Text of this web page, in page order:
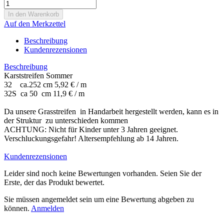
Auf den Merkzettel
Beschreibung
Kundenrezensionen
Beschreibung
Karststreifen Sommer
32 ca.252 cm 5,92 € / m
32S ca 50 cm 11,9 € / m
Da unsere Grasstreifen in Handarbeit hergestellt werden, kann es in
der Struktur zu unterschieden kommen
ACHTUNG: Nicht für Kinder unter 3 Jahren geeignet.
Verschluckungsgefahr! Altersempfehlung ab 14 Jahren.
Kundenrezensionen
Leider sind noch keine Bewertungen vorhanden. Seien Sie der
Erste, der das Produkt bewertet.
Sie müssen angemeldet sein um eine Bewertung abgeben zu
können. Anmelden